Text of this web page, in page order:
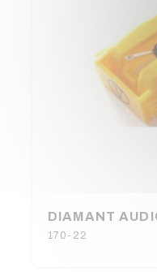
170-22